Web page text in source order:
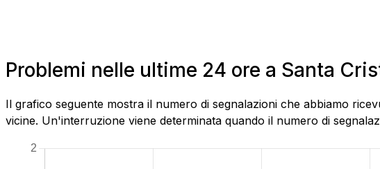
Problemi nelle ultime 24 ore a Santa
Il grafico seguente mostra il numero di segnalazioni che abbiamo
vicine. Un'interruzione viene determinata quando il numero di